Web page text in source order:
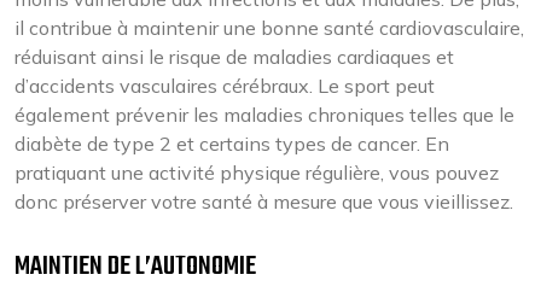
il contribue à maintenir une bonne santé cardiovasculaire,
réduisant ainsi le risque de maladies cardiaques et
d’accidents vasculaires cérébraux. Le sport peut
également prévenir les maladies chroniques telles que le
diabète de type 2 et certains types de cancer. En
pratiquant une activité physique régulière, vous pouvez
donc préserver votre santé à mesure que vous vieillissez.
MAINTIEN DE L’AUTONOMIE